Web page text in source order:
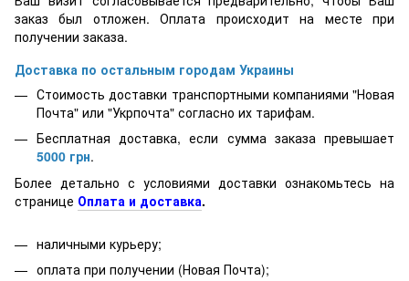
заказ был отложен. Оплата происходит на месте при
получении заказа.
Доставка по остальным городам Украины
Стоимость доставки транспортными компаниями "Новая
Почта" или "Укрпочта" согласно их тарифам.
Бесплатная доставка, если сумма заказа превышает
5000 грн.
Более детально с условиями доставки ознакомьтесь на
странице Оплата и доставка.
наличными курьеру;
оплата при получении (Новая Почта);